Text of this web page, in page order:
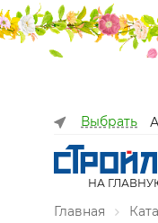
Выбрать
НА
Главная